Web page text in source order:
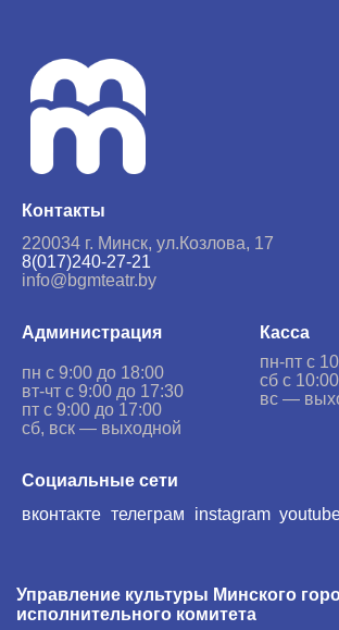
Контакты
220034 г. Минск, ул.Козлова, 17
8(017)240-27-21
info@bgmteatr.by
Администрация
пн с 9:00 до 18:00
вт-чт с 9:00 до 17:30
пт с 9:00 до 17:00
сб, вск — выходной
Касса
пн-пт с
сб с
вс —
Социальные сети
вконтакте телеграм instagram
Управление культуры Минского
исполнительного комитета